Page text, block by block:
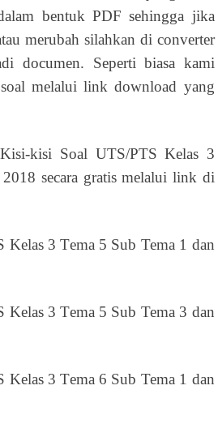
bentuk PDF sehingga jika
merubah silahkan di converter
documen. Seperti biasa kami
melalui link download yang
kisi Soal UTS/PTS Kelas 3
secara gratis melalui link di
3 Tema 5 Sub Tema 1 dan
3 Tema 5 Sub Tema 3 dan
3 Tema 6 Sub Tema 1 dan